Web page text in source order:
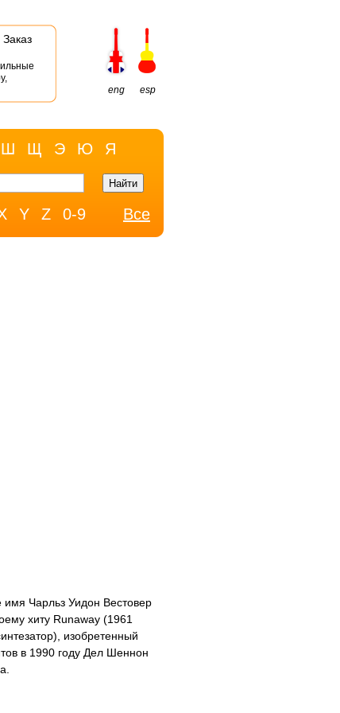
Заказ
eng esp
Ш Щ Э Ю Я
Y Z 0-9 Все
Чарльз Уидон Вестовер
хиту Runaway (1961
изобретенный
в 1990 году Дел Шеннон